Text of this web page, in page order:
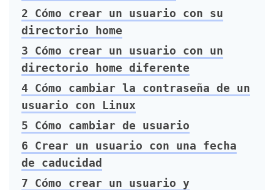
2 Cómo crear un usuario con su
directorio home
3 Cómo crear un usuario con un
directorio home diferente
4 Cómo cambiar la contraseña de un
usuario con Linux
5 Cómo cambiar de usuario
6 Crear un usuario con una fecha
de caducidad
7 Cómo crear un usuario y